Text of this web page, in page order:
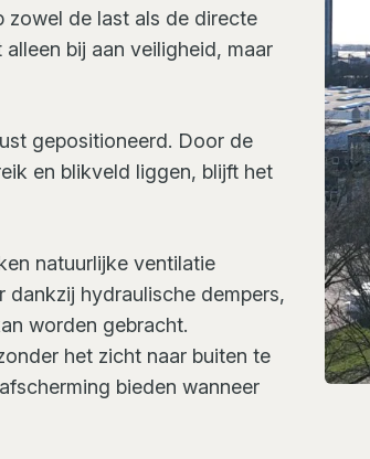
zowel de last als de directe
bij aan veiligheid, maar
gepositioneerd. Door de
en blikveld liggen, blijft het
natuurlijke ventilatie
hydraulische dempers,
worden gebracht.
het zicht naar buiten te
bieden wanneer